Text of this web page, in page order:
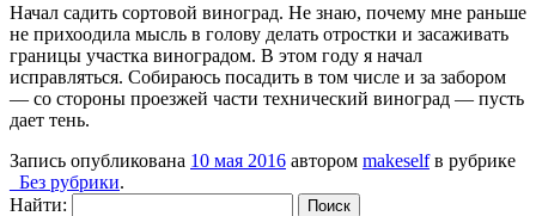
Начал садить сортовой виноград. Не знаю, почему мне раньше
не прихоодила мысль в голову делать отростки и засаживать
границы участка виноградом. В этом году я начал
исправляться. Собираюсь посадить в том числе и за забором
— со стороны проезжей части технический виноград — пусть
дает тень.
Запись опубликована 10 мая 2016 автором makeselfв рубрике
_Без рубрики.
Найти: